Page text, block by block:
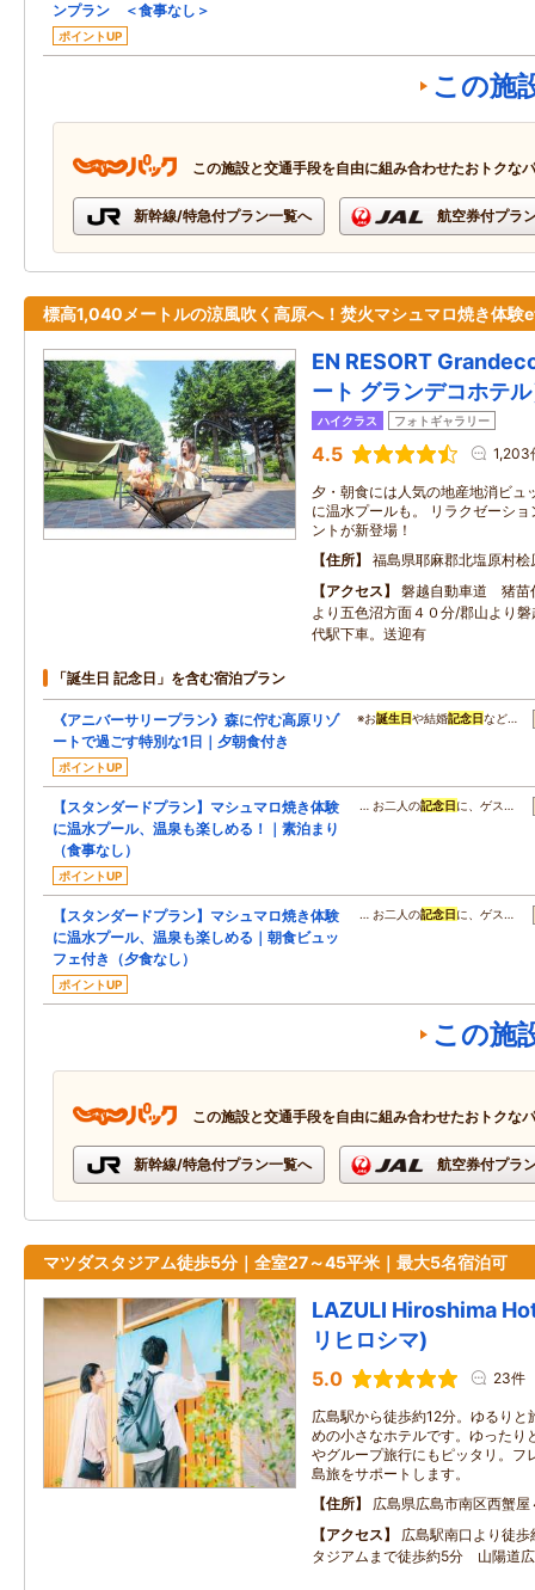
ンプラン ＜食事なし＞
ポイントUP
この施
この施設と交通手段を自由に組み合わせたおトクな
新幹線/特急付プラン一覧へ 航空券付プラ
標高1,040メートルの涼風吹く高原へ！焚火マシュマロ焼き体験
EN RESORT
ート グランデコホテ
ハイクラス フォトギャラリー
4.5 1,203
夕・朝食には人気の地産地消ビ
に温水プールも。 リラクゼーシ
ントが新登場！
住所
福島県耶麻郡北塩原村
アクセス
磐越自動車道 猪苗
より五色沼方面４０分/郡山より
代駅下車。送迎有
「誕生日 記念日」を含む宿泊プラン
《アニバーサリープラン》森に佇む高原リゾ
ートで過ごす特別な1日｜夕朝食付き
ポイントUP
※お誕生日や結婚記念日など…
【スタンダードプラン】マシュマロ焼き体験
に温水プール、温泉も楽しめる！｜素泊まり
（食事なし）
ポイントUP
… お二人の記念日 に、ゲス…
【スタンダードプラン】マシュマロ焼き体験
に温水プール、温泉も楽しめる｜朝食ビュッ
フェ付き（夕食なし）
ポイントUP
… お二人の記念日 に、ゲス…
この施
この施設と交通手段を自由に組み合わせたおトクな
新幹線/特急付プラン一覧へ 航空券付プラ
マツダスタジアム徒歩5分｜全室27～45平米｜最大5名宿泊可
LAZULI Hiroshima
リヒロシマ)
5.0 23件
広島駅から徒歩約12分。ゆるり
めの小さなホテルです。ゆったり
やグループ旅行にもピッタリ。フ
島旅をサポートします。
住所
広島県広島市南区西蟹
アクセス
広島駅南口より徒
タジアムまで徒歩約5分 山陽道